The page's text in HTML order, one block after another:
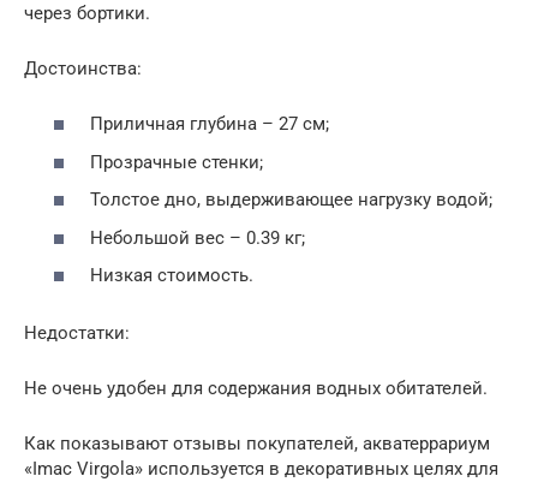
через бортики.
Достоинства:
Приличная глубина – 27 см;
Прозрачные стенки;
Толстое дно, выдерживающее нагрузку водой;
Небольшой вес – 0.39 кг;
Низкая стоимость.
Недостатки:
Не очень удобен для содержания водных обитателей.
Как показывают отзывы покупателей, акватеррариум
«Imac Virgola» используется в декоративных целях для